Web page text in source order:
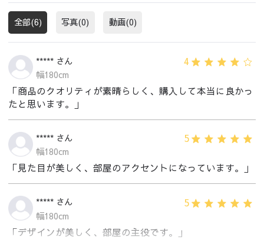
全部(6) 写真(0) 動画(0)
***** さん 4
幅180cm
「商品のクオリティが素晴らしく、購入して本当に良かっ
たと思います。」
***** さん 5
幅180cm
「見た目が美しく、部屋のアクセントになっています。」
***** さん 5
幅180cm
「デザインが美しく、部屋の主役です。」